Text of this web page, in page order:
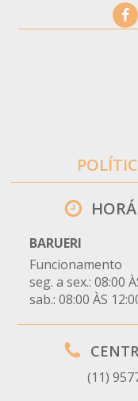
BARUERI
Funcionamento
seg. a sex.: 08:00
sab.: 08:00 ÀS
(11)